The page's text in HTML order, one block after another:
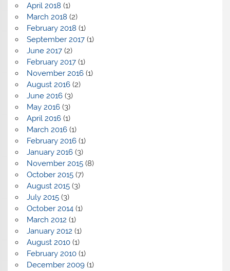
April 2018 (1)
March 2018 (2)
February 2018 (1)
September 2017(1)
June 2017(2)
February 2017(1)
November 2016(1)
August 2016(2)
June 2016(3)
May 2016(3)
April 2016(1)
March 2016(1)
February 2016(1)
January 2016(3)
November 2015(8)
October 2015(7)
August 2015(3)
July 2015(3)
October 2014(1)
March 2012 (1)
January 2012 (1)
August 2010(1)
February 2010(1)
December 2009(1)